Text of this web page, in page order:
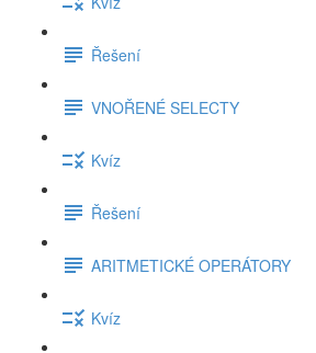
Řešení
VNOŘENÉ SELECTY
Kvíz
Řešení
ARITMETICKÉ OPERÁTORY
Kvíz